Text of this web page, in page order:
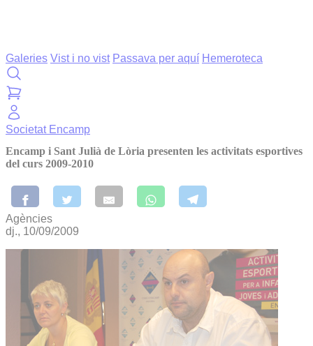
Galeries Vist i no vist Passava per aquí Hemeroteca
Societat Encamp
Encamp i Sant Julià de Lòria presenten les activitats esportives
del curs 2009-2010
Agències
dj., 10/09/2009